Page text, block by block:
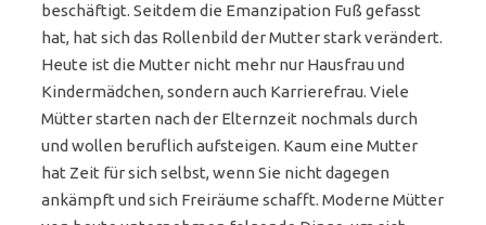
beschäftigt. Seitdem die Emanzipation Fuß gefasst
hat, hat sich das Rollenbild der Mutter stark verändert.
Heute ist die Mutter nicht mehr nur Hausfrau und
Kindermädchen, sondern auch Karrierefrau. Viele
Mütter starten nach der Elternzeit nochmals durch
und wollen beruflich aufsteigen. Kaum eine Mutter
hat Zeit für sich selbst, wenn Sie nicht dagegen
ankämpft und sich Freiräume schafft. Moderne Mütter